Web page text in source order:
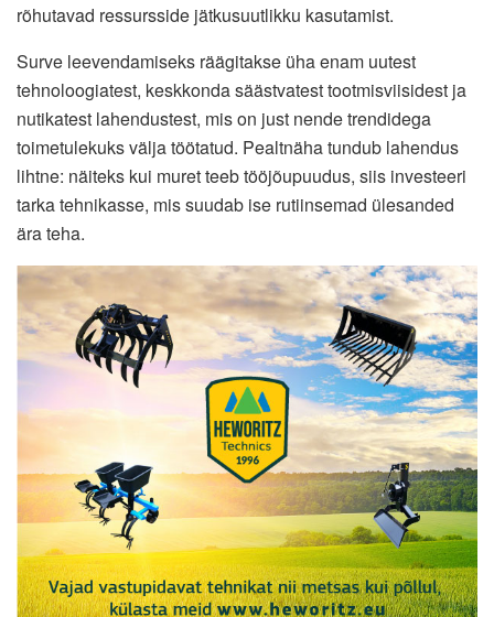
rõhutavad ressursside jätkusuutlikku kasutamist.
Surve leevendamiseks räägitakse üha enam uutest
tehnoloogiatest, keskkonda säästvatest tootmisviisidest ja
nutikatest lahendustest, mis on just nende trendidega
toimetulekuks välja töötatud. Pealtnäha tundub lahendus
lihtne: näiteks kui muret teeb tööjõupuudus, siis investeeri
tarka tehnikasse, mis suudab ise rutiinsemad ülesanded
ära teha.